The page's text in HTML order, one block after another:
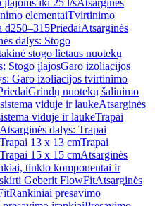
įlajoms iki 25 l/sAtsarginės
elementaiTvirtinimo
d250–315PriedaiAtsarginės
dalys: Stogo
stogo lietaus nuotekų
Stogo įlajosGaro izoliacijos
Garo izoliacijos tvirtinimo
Grindų nuotekų šalinimo
viduje ir laukeAtsarginės
viduje ir laukeTrapai
Atsarginės dalys: Trapai
Trapai 13 x 13 cmTrapai
Trapai 15 x 15 cmAtsarginės
tinklo komponentai ir
Geberit FlowFitAtsarginės
Rankiniai presavimo